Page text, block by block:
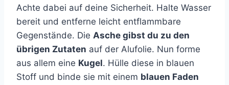
Achte dabei auf deine Sicherheit. Halte Wasser
bereit und entferne leicht entflammbare
Gegenstände. Die Asche gibst du zu den
übrigen Zutaten auf der Alufolie. Nun forme
aus allem eine Kugel. Hülle diese in blauen
Stoff und binde sie mit einem blauen Faden